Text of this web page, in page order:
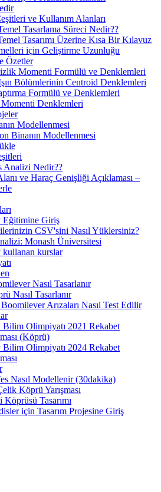
ve Kullanım Alanları
Tasarlama Süreci Nedir??
Tasarımı Üzerine Kısa Bir Kılavuz
için Geliştirme Uzunluğu
Özetler
Momenti Formülü ve Denklemleri
Bölümlerinin Centroid Denklemleri
Formülü ve Denklemleri
Denklemleri
Modellenmesi
Binanın Modellenmesi
Analizi Nedir??
ve Haraç Genişliği Açıklaması –
Eğitimine Giriş
CSV'sini Nasıl Yüklersiniz?
Monash Üniversitesi
kurslar
Nasıl Tasarlanır
Nasıl Tasarlanır
Arızaları Nasıl Test Edilir
Olimpiyatı 2021 Rekabet
(Köprü)
Olimpiyatı 2024 Rekabet
Nasıl Modellenir (30dakika)
Köprü Yarışması
Köprüsü Tasarımı
için Tasarım Projesine Giriş